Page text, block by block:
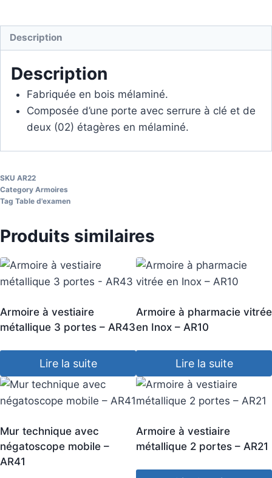
Description
Description
Fabriquée en bois mélaminé.
Composée d’une porte avec serrure à clé et de
deux (02) étagères en mélaminé.
SKU AR22
Category Armoires
Tag Table d'examen
Produits similaires
Armoire à vestiaire
métallique 3 portes – AR43
Lire la suite
Armoire à pharmacie vitrée
en Inox – AR10
Lire la suite
Mur technique avec
négatoscope mobile –
AR41
Armoire à vestiaire
métallique 2 portes – AR21